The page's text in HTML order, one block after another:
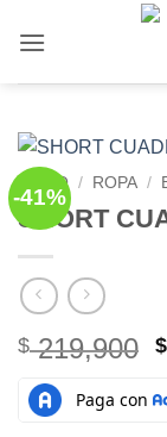
-41%
INICIO / ROPA /
SHORT
$219,900 $